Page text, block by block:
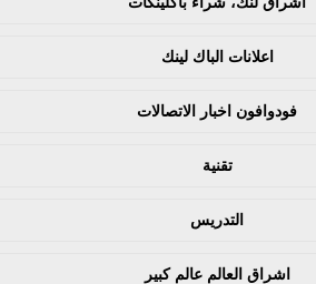
اعلانات الباك لينك
فودوافون اخبار الاتصالات
تقنية
التدريس
اشراق العالم عالم كبير